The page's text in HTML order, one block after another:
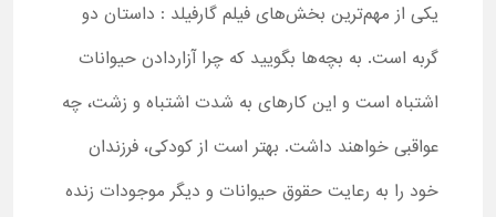
یکی از مهم‌ترین بخش‌های فیلم گارفیلد : داستان دو
گربه است. به بچه‌ها بگویید که چرا آزاردادن حیوانات
اشتباه است و این کارهای به شدت اشتباه و زشت، چه
عواقبی خواهند داشت. بهتر است از کودکی، فرزندان
خود را به رعایت حقوق حیوانات و دیگر موجودات زنده